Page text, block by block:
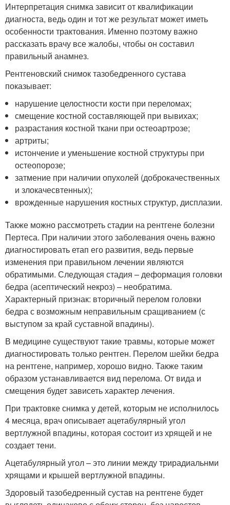
Интерпретация снимка зависит от квалификации
диагноста, ведь один и тот же результат может иметь
особенности трактования. Именно поэтому важно
рассказать врачу все жалобы, чтобы он составил
правильный анамнез.
Рентгеновский снимок тазобедренного сустава
показывает:
нарушение целостности кости при переломах;
смещение костной составляющей при вывихах;
разрастания костной ткани при остеоартрозе;
артриты;
истончение и уменьшение костной структуры при
остеопорозе;
затмение при наличии опухолей (доброкачественных
и злокачесвтенных);
врожденные нарушения костных структур, дисплазии.
Также можно рассмотреть стадии на рентгене болезни
Пертеса. При наличии этого заболевания очень важно
диагностировать етап его развития, ведь первые
изменения при правильном лечении являются
обратимыми. Следующая стадия – деформация головки
бедра (асептический некроз) – необратима.
Характерный признак: вторичный перелом головки
бедра с возможным неправильным сращиванием (с
выступом за край суставной впадины).
В медицине существуют такие травмы, которые может
диагностировать только рентген. Перелом шейки бедра
на рентгене, например, хорошо видно. Также таким
образом устанавливается вид перелома. От вида и
смещения будет зависеть характер лечения.
При трактовке снимка у детей, которым не исполнилось
4 месяца, врач описывает ацетабулярный угол
вертлужной впадины, которая состоит из хрящей и не
создает тени.
Ацетабулярный угол – это линии между трирадиальнми
хрящами и крышей вертлужной впадины.
Здоровый тазобедренный сустав на рентгене будет